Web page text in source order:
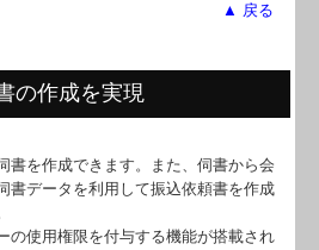
▲ 戻る
の作成を実現
書を作成できます。また、伺書から会
書データを利用して振込依頼書を作成
の使用権限を付与する機能が搭載され